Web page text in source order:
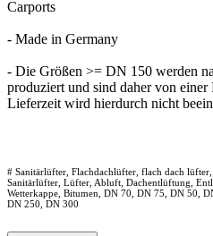
Carports
- Made in Germany
- Die Größen >= DN 150 werden
produziert und sind daher von einer
Lieferzeit wird hierdurch nicht
# Sanitärlüfter, Flachdachlüfter, flach dach
Sanitärlüfter, Lüfter, Abluft, Dachentlüftung,
Wetterkappe, Bitumen, DN 70, DN 75, DN 50,
DN 250, DN 300